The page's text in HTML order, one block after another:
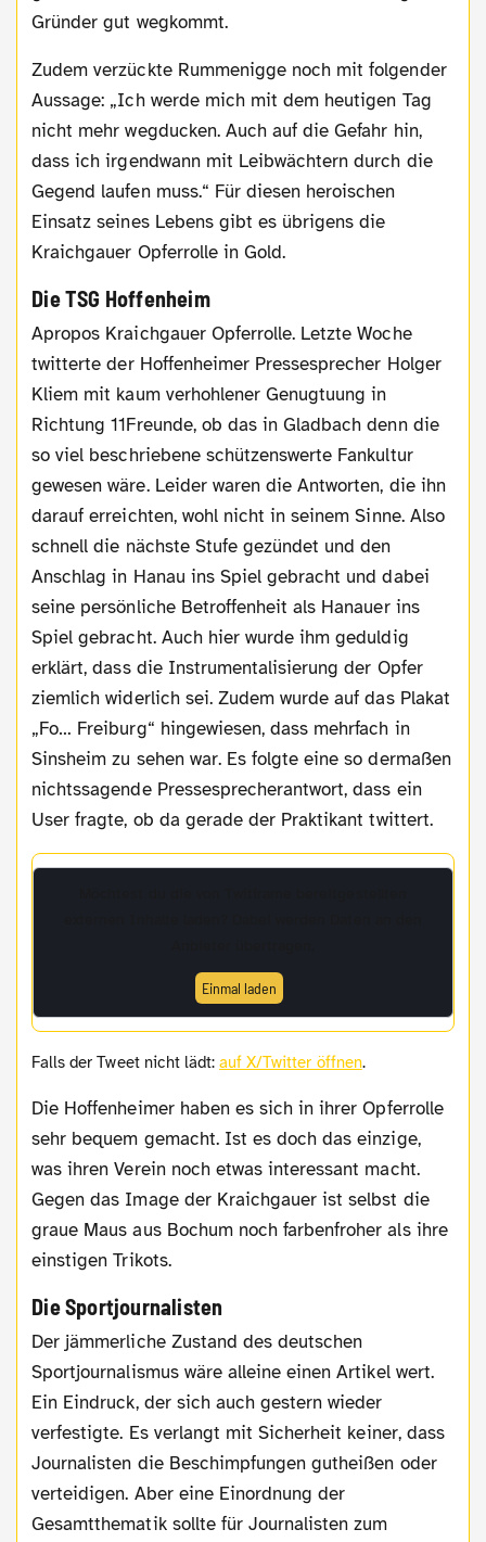
Gründer gut wegkommt.
Zudem verzückte Rummenigge noch mit folgender
Aussage: „Ich werde mich mit dem heutigen Tag
nicht mehr wegducken. Auch auf die Gefahr hin,
dass ich irgendwann mit Leibwächtern durch die
Gegend laufen muss.“ Für diesen heroischen
Einsatz seines Lebens gibt es übrigens die
Kraichgauer Opferrolle in Gold.
Die TSG Hoffenheim
Apropos Kraichgauer Opferrolle. Letzte Woche
twitterte der Hoffenheimer Pressesprecher Holger
Kliem mit kaum verhohlener Genugtuung in
Richtung 11Freunde, ob das in Gladbach denn die
so viel beschriebene schützenswerte Fankultur
gewesen wäre. Leider waren die Antworten, die ihn
darauf erreichten, wohl nicht in seinem Sinne. Also
schnell die nächste Stufe gezündet und den
Anschlag in Hanau ins Spiel gebracht und dabei
seine persönliche Betroffenheit als Hanauer ins
Spiel gebracht. Auch hier wurde ihm geduldig
erklärt, dass die Instrumentalisierung der Opfer
ziemlich widerlich sei. Zudem wurde auf das Plakat
„Fo… Freiburg“ hingewiesen, dass mehrfach in
Sinsheim zu sehen war. Es folgte eine so dermaßen
nichtssagende Pressesprecherantwort, dass ein
User fragte, ob da gerade der Praktikant twittert.
Einmal laden
Falls der Tweet nicht lädt:auf X/Twitter öffnen.
Die Hoffenheimer haben es sich in ihrer Opferrolle
sehr bequem gemacht. Ist es doch das einzige,
was ihren Verein noch etwas interessant macht.
Gegen das Image der Kraichgauer ist selbst die
graue Maus aus Bochum noch farbenfroher als ihre
einstigen Trikots.
Die Sportjournalisten
Der jämmerliche Zustand des deutschen
Sportjournalismus wäre alleine einen Artikel wert.
Ein Eindruck, der sich auch gestern wieder
verfestigte. Es verlangt mit Sicherheit keiner, dass
Journalisten die Beschimpfungen gutheißen oder
verteidigen. Aber eine Einordnung der
Gesamtthematik sollte für Journalisten zum